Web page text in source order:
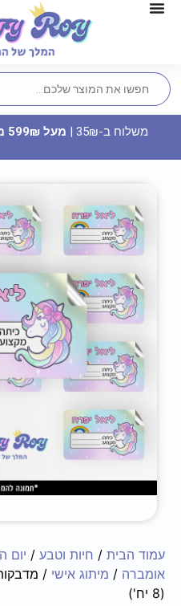
35
משלוח ב-35₪ | מעל 599₪ משלוח חינם או איסוף עצמי
עמוד הבית / חיות וטבע / יום
אומברה / מיתוג אישי /
(8 יח')